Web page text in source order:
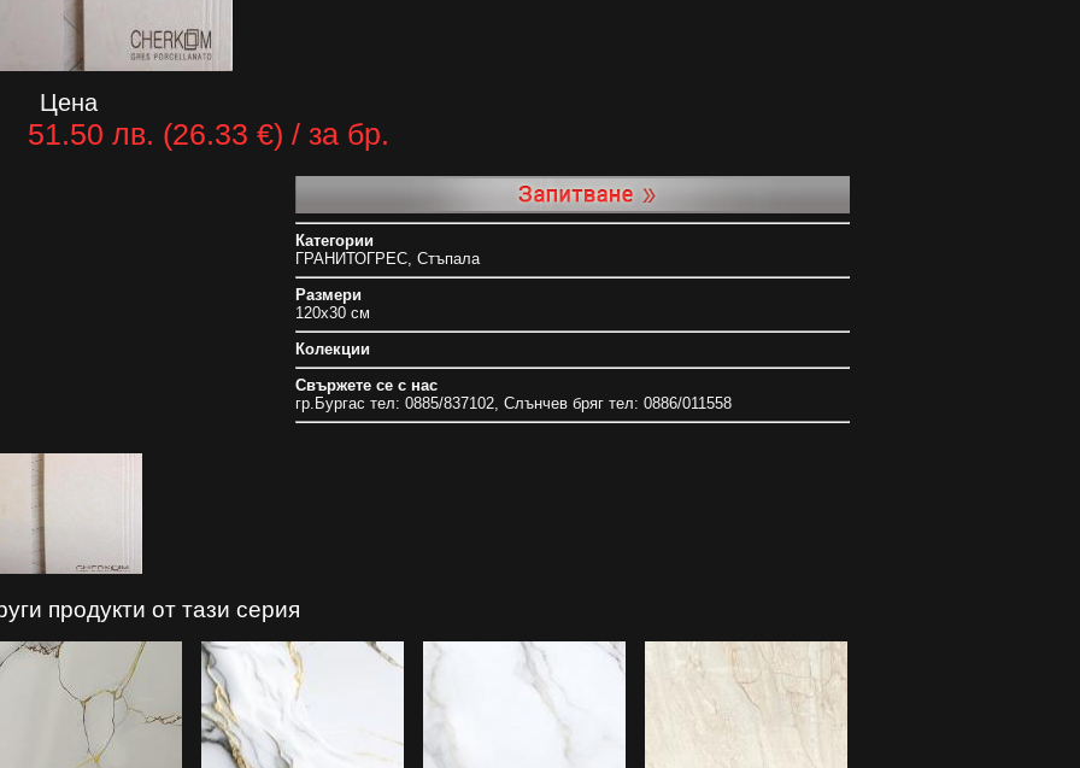
Цена
51.50 лв. (26.33 €) / за бр.
Категории
ГРАНИТОГРЕС, Стъпала
Размери
120x30 см
Колекции
Свържете се с нас
гр.Бургас тел: 0885/837102, Слънчев бряг тел: 0886/011558
продукти от тази серия